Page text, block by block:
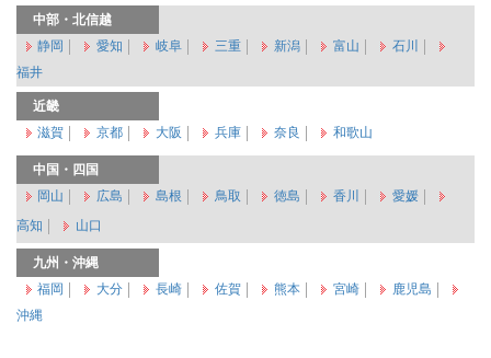
中部・北信越
静岡
愛知 岐阜 三重 新潟 富山
石川
福井
近畿
滋賀
京都 大阪 兵庫 奈良 和歌山
中国・四国
岡山
広島 島根 鳥取 徳島 香川
愛媛
高知
山口
九州・沖縄
福岡
大分 長崎 佐賀 熊本 宮崎
鹿児島
沖縄